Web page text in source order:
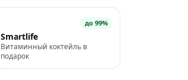
до 99%
Smartlife
Витаминный коктейль в
подарок